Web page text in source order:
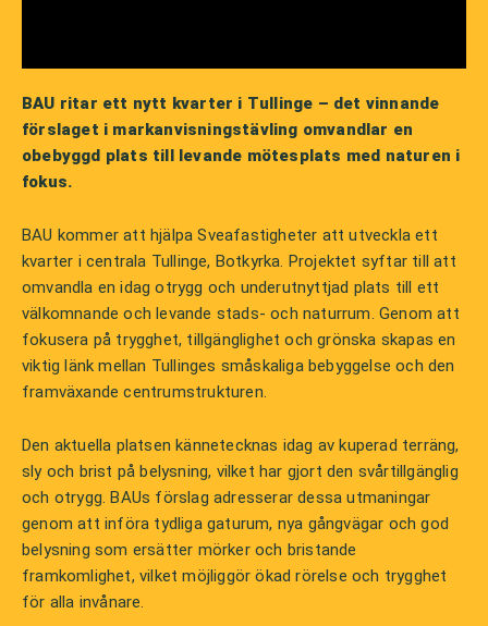
BAU ritar ett nytt kvarter i Tullinge – det vinnande
förslaget i markanvisningstävling omvandlar en
obebyggd plats till levande mötesplats med naturen i
fokus.
BAU kommer att hjälpa Sveafastigheter att utveckla ett
kvarter i centrala Tullinge, Botkyrka. Projektet syftar till att
omvandla en idag otrygg och underutnyttjad plats till ett
välkomnande och levande stads- och naturrum. Genom att
fokusera på trygghet, tillgänglighet och grönska skapas en
viktig länk mellan Tullinges småskaliga bebyggelse och den
framväxande centrumstrukturen.
Den aktuella platsen kännetecknas idag av kuperad terräng,
sly och brist på belysning, vilket har gjort den svårtillgänglig
och otrygg. BAUs förslag adresserar dessa utmaningar
genom att införa tydliga gaturum, nya gångvägar och god
belysning som ersätter mörker och bristande
framkomlighet, vilket möjliggör ökad rörelse och trygghet
för alla invånare.